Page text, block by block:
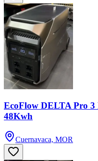
EcoFlow DELTA Pro 3
48Kwh
Cuernavaca, MOR